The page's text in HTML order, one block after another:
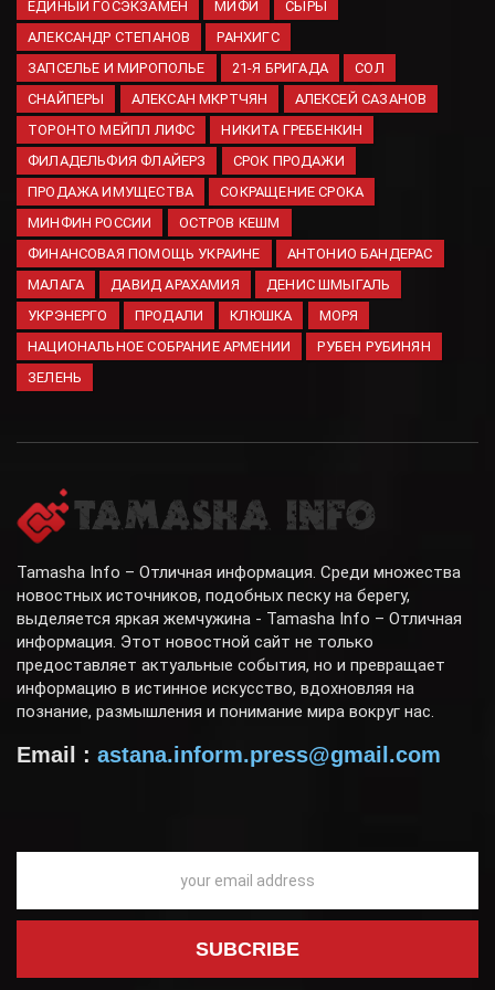
маркетплейсы
06.08.2026
ЕДИНЫЙ ГОСЭКЗАМЕН
МИФИ
СЫРЫ
АЛЕКСАНДР СТЕПАНОВ
РАНХИГС
ЗАПСЕЛЬЕ И МИРОПОЛЬЕ
21-Я БРИГАДА
СОЛ
СНАЙПЕРЫ
АЛЕКСАН МКРТЧЯН
АЛЕКСЕЙ САЗАНОВ
ТОРОНТО МЕЙПЛ ЛИФС
НИКИТА ГРЕБЕНКИН
ФИЛАДЕЛЬФИЯ ФЛАЙЕРЗ
СРОК ПРОДАЖИ
ПРОДАЖА ИМУЩЕСТВА
СОКРАЩЕНИЕ СРОКА
МИНФИН РОССИИ
ОСТРОВ КЕШМ
ФИНАНСОВАЯ ПОМОЩЬ УКРАИНЕ
АНТОНИО БАНДЕРАС
МАЛАГА
ДАВИД АРАХАМИЯ
ДЕНИС ШМЫГАЛЬ
УКРЭНЕРГО
ПРОДАЛИ КЛЮШКА
МОРЯ
НАЦИОНАЛЬНОЕ СОБРАНИЕ АРМЕНИИ
РУБЕН РУБИНЯН
ЗЕЛЕНЬ
Tamasha Info – Отличная информация. Среди множества
новостных источников, подобных песку на берегу,
выделяется яркая жемчужина - Tamasha Info – Отличная
информация. Этот новостной сайт не только
предоставляет актуальные события, но и превращает
информацию в истинное искусство, вдохновляя на
познание, размышления и понимание мира вокруг нас.
Email : astana.inform.press@gmail.com